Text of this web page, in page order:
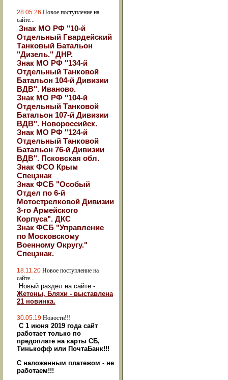
28.05.26 Новое поступление на
сайте...
Знак МО РФ "10-й
Отдельный Гвардейский
Танковый Батальон
"Дизель." ДНР.
Знак МО РФ "134-й
Отдельный Танковой
Батальон 104-й Дивизии
ВДВ". Иваново.
Знак МО РФ "104-й
Отдельный Танковой
Батальон 107-й Дивизии
ВДВ". Новороссийск.
Знак МО РФ "124-й
Отдельный Танковой
Батальон 76-й Дивизии
ВДВ". Псковская обл.
Знак ФСО Крым
Спецзнак
Знак ФСБ "Особый
Отдел по 6-й
Мотострелковой Дивизии
3-го Армейского
Корпуса". ДКС
Знак ФСБ "Управление
по Московскому
Военному Округу."
Спецзнак.
18.11.20 Новое поступление на
сайте...
Новый раздел на сайте -
Жетоны, Бляхи - выставлена
21 новинка.
30.05.19 Новости!!!
С 1 июня 2019 года сайт
работает только по
предоплате на карты СБ,
Тинькофф или ПочтаБанк!!!
С наложенным платежом - не
работаем!!!